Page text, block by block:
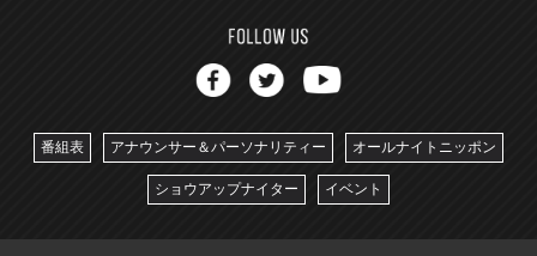
番組表 アナウンサー＆パーソナリティー オールナイトニッポン
ショウアップナイター イベント